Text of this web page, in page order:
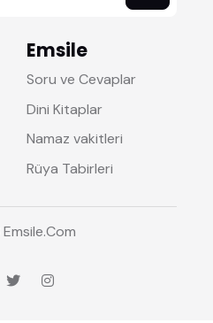
Emsile
Soru ve Cevaplar
Dini Kitaplar
Namaz vakitleri
Rüya Tabirleri
Emsile.Com